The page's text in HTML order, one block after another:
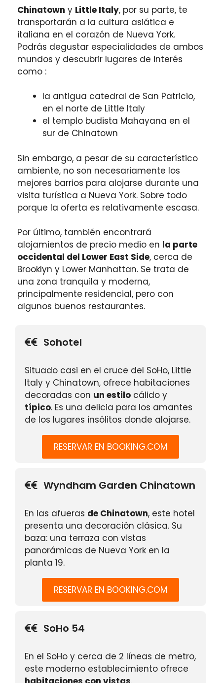
Chinatown y Little Italy, por su parte, te
transportarán a la cultura asiática e
italiana en el corazón de Nueva York.
Podrás degustar especialidades de ambos
mundos y descubrir lugares de interés
como :
la antigua catedral de San Patricio,
en el norte de Little Italy
el templo budista Mahayana en el
sur de Chinatown
Sin embargo, a pesar de su característico
ambiente, no son necesariamente los
mejores barrios para alojarse durante una
visita turística a Nueva York. Sobre todo
porque la oferta es relativamente escasa.
Por último, también encontrará
alojamientos de precio medio en la parte
occidental del Lower East Side, cerca de
Brooklyn y Lower Manhattan. Se trata de
una zona tranquila y moderna,
principalmente residencial, pero con
algunos buenos restaurantes.
Sohotel
Situado casi en el cruce del SoHo, Little
Italy y Chinatown, ofrece habitaciones
decoradas con un estilo cálido y
típico. Es una delicia para los amantes
de los lugares insólitos donde alojarse.
RESERVAR EN BOOKING.COM
Wyndham Garden Chinatown
En las afueras de Chinatown, este hotel
presenta una decoración clásica. Su
baza: una terraza con vistas
panorámicas de Nueva York en la
planta 19.
RESERVAR EN BOOKING.COM
SoHo 54
En el SoHo y cerca de 2 líneas de metro,
este moderno establecimiento ofrece